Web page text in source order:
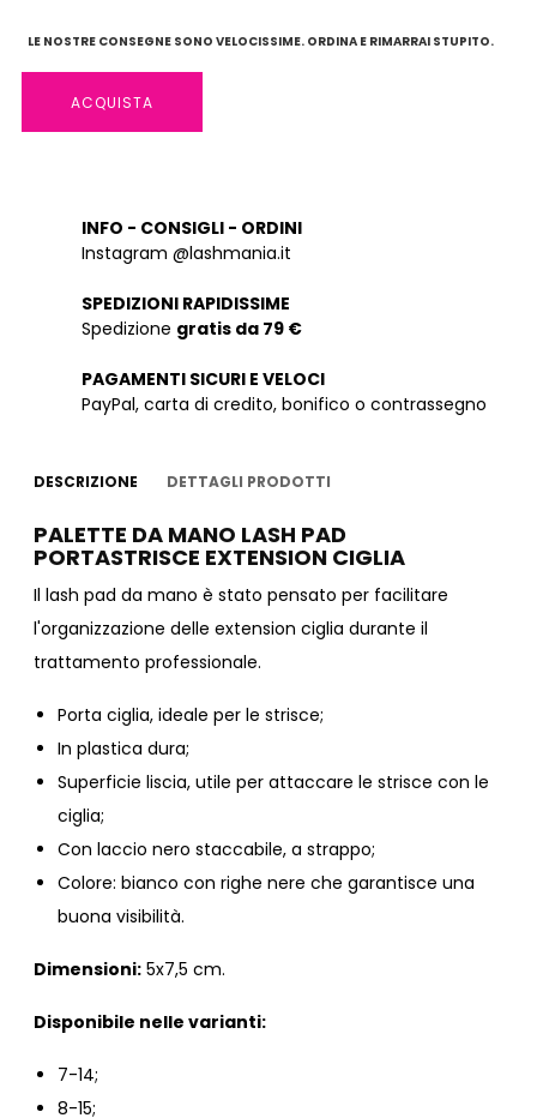
LE NOSTRE CONSEGNE SONO VELOCISSIME. ORDINA E RIMARRAI STUPITO.
ACQUISTA
INFO - CONSIGLI - ORDINI
Instagram @lashmania.it
SPEDIZIONI RAPIDISSIME
Spedizione gratis da 79 €
PAGAMENTI SICURI E VELOCI
PayPal, carta di credito, bonifico o contrassegno
DESCRIZIONE DETTAGLI PRODOTTI
PALETTE DA MANO LASH PAD
PORTASTRISCE EXTENSION CIGLIA
Il lash pad da mano è stato pensato per facilitare
l'organizzazione delle extension ciglia durante il
trattamento professionale.
Porta ciglia, ideale per le strisce;
In plastica dura;
Superficie liscia, utile per attaccare le strisce con le
ciglia;
Con laccio nero staccabile, a strappo;
Colore: bianco con righe nere che garantisce una
buona visibilità.
Dimensioni: 5x7,5 cm.
Disponibile nelle varianti:
7-14;
8-15;